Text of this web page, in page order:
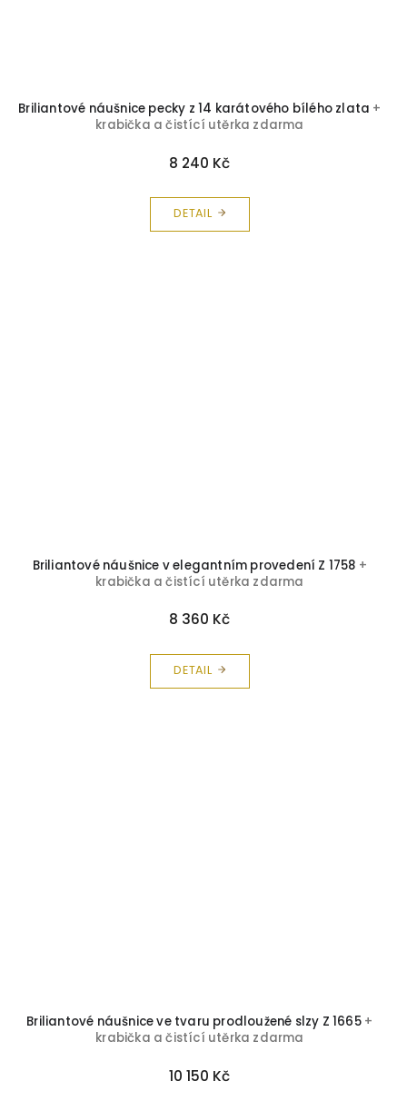
Briliantové náušnice pecky z 14 karátového bílého zlata +
krabička a čistící utěrka zdarma
8 240 Kč
DETAIL
Briliantové náušnice v elegantním provedení Z 1758 +
krabička a čistící utěrka zdarma
8 360 Kč
DETAIL
Briliantové náušnice ve tvaru prodloužené slzy Z 1665 +
krabička a čistící utěrka zdarma
10 150 Kč